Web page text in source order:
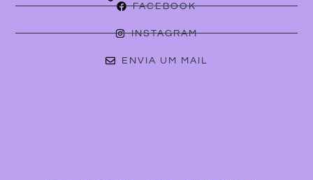
FACEBOOK
INSTAGRAM
ENVIA UM MAIL